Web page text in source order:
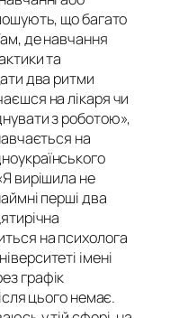
що багато
де навчання
та
два ритми
на лікаря чи
з роботою»,
на
вирішила не
перші два
на психолога
імені
графік
цього немає.